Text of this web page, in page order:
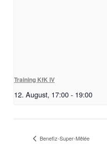
Training KfK IV
12. August, 17:00- 19:00
Benefiz-Super-Mêlée